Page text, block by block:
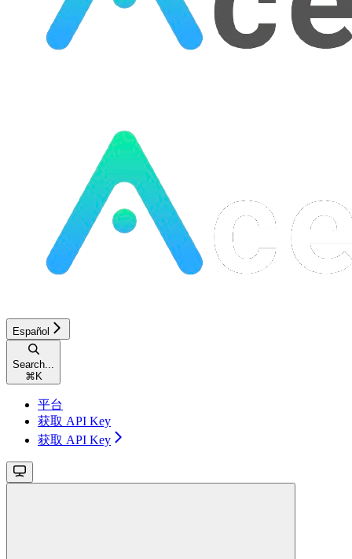
Español
Search...
⌘ K
平台
获取 API Key
获取 API Key